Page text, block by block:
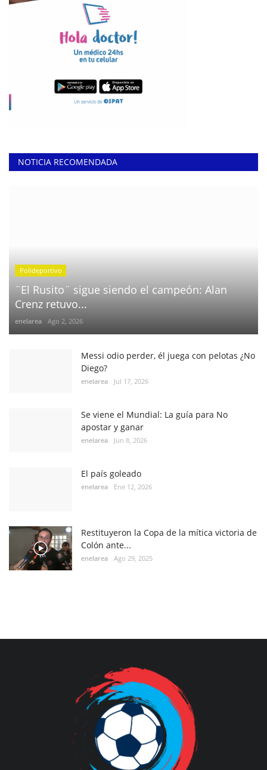
NOTICIA RECOMENDADA
Polideportivo
¨El Rusito¨ sigue siendo el campeón: Alan
Crenz retuvo...
enelarea Ago 2, 2026
Messi odio perder, él juega con pelotas ¿No
Diego?
enelarea Jul 17, 2026
Se viene el Mundial: La guía para No
apostar y ganar
enelarea Jun 8, 2026
El país goleado
enelarea Ene 12, 2026
Restituyeron la Copa de la mítica victoria de
Colón ante...
enelarea Ago 29, 2025